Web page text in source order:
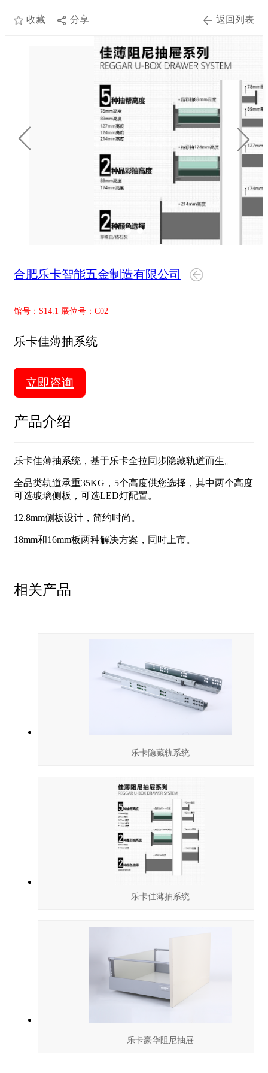
收藏 分享 返回列表
合肥乐卡智能五金制造有限公司
馆号：S14.1 展位号：C02
乐卡佳薄抽系统
立即咨询
产品介绍
乐卡佳薄抽系统，基于乐卡全拉同步隐藏轨道而生。
全品类轨道承重35KG，5个高度供您选择，其中两个高度
可选玻璃侧板，可选LED灯配置。
12.8mm侧板设计，简约时尚。
18mm和16mm板两种解决方案，同时上市。
相关产品
乐卡隐藏轨系统
乐卡佳薄抽系统
乐卡豪华阻尼抽屉
个人
中心